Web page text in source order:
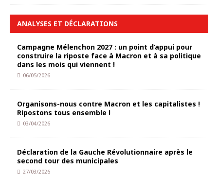
ANALYSES ET DÉCLARATIONS
Campagne Mélenchon 2027 : un point d’appui pour
construire la riposte face à Macron et à sa politique
dans les mois qui viennent !
06/05/2026
Organisons-nous contre Macron et les capitalistes !
Ripostons tous ensemble !
03/04/2026
Déclaration de la Gauche Révolutionnaire après le
second tour des municipales
27/03/2026